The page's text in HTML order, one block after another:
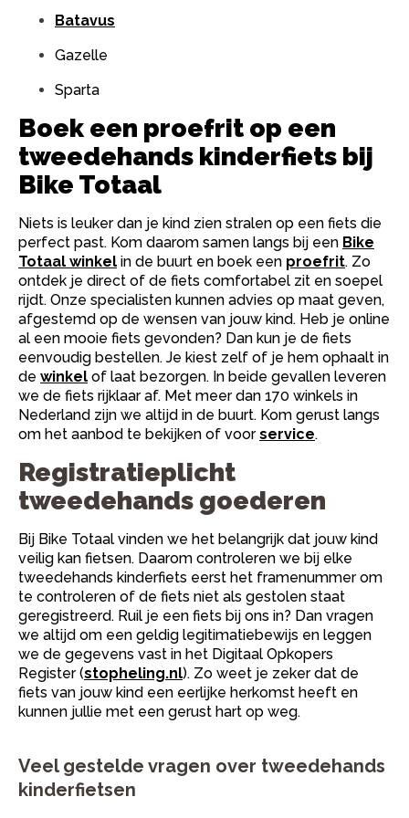
Batavus
Gazelle
Sparta
Boek een proefrit op een
tweedehands kinderfiets bij
Bike Totaal
Niets is leuker dan je kind zien stralen op een fiets die
perfect past. Kom daarom samen langs bij een Bike
Totaal winkel in de buurt en boek een proefrit. Zo
ontdek je direct of de fiets comfortabel zit en soepel
rijdt. Onze specialisten kunnen advies op maat geven,
afgestemd op de wensen van jouw kind. Heb je online
al een mooie fiets gevonden? Dan kun je de fiets
eenvoudig bestellen. Je kiest zelf of je hem ophaalt in
de winkel of laat bezorgen. In beide gevallen leveren
we de fiets rijklaar af. Met meer dan 170 winkels in
Nederland zijn we altijd in de buurt. Kom gerust langs
om het aanbod te bekijken of voorservice.
Registratieplicht
tweedehands goederen
Bij Bike Totaal vinden we het belangrijk dat jouw kind
veilig kan fietsen. Daarom controleren we bij elke
tweedehands kinderfiets eerst het framenummer om
te controleren of de fiets niet als gestolen staat
geregistreerd. Ruil je een fiets bij ons in? Dan vragen
we altijd om een geldig legitimatiebewijs en leggen
we de gegevens vast in het Digitaal Opkopers
Register (stopheling.nl). Zo weet je zeker dat de
fiets van jouw kind een eerlijke herkomst heeft en
kunnen jullie met een gerust hart op weg.
Veel gestelde vragen over tweedehands
kinderfietsen